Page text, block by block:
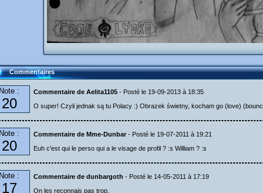
Commentaires
Note :
20
Commentaire de Aelita1105 - Posté le 19-09-2013 à 18:35
O super! Czyli jednak są tu Polacy :) Obrazek świetny, kocham go (love)
Note :
20
Commentaire de Mme-Dunbar - Posté le 19-07-2011 à 19:21
Euh c'est qui le perso qui a le visage de profil ? :s William ? :s
Note :
17
Commentaire de dunbargoth - Posté le 14-05-2011 à 17:19
On les reconnais pas trop.